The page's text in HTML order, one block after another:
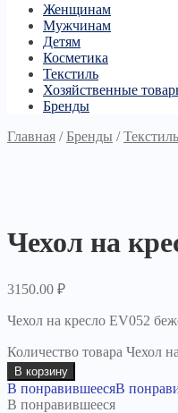
Женщинам
Мужчинам
Детям
Косметика
Текстиль
Хозяйственные
Бренды
Главная /Бренды /Текстиль
Чехол на
3150.00 ₽
Чехол на кресло EV052
Количество товара Чехол
В корзину
В понравившеесяВ
В понравившееся